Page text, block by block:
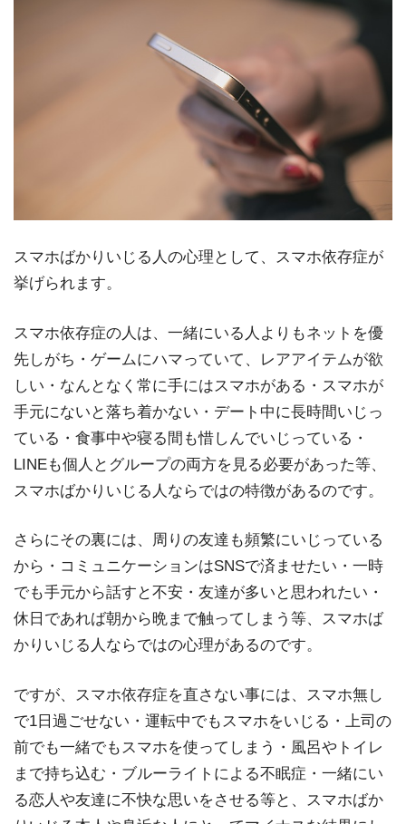
スマホばかりいじる人の心理として、スマホ依存症が
挙げられます。
スマホ依存症の人は、一緒にいる人よりもネットを優
先しがち・ゲームにハマっていて、レアアイテムが欲
しい・なんとなく常に手にはスマホがある・スマホが
手元にないと落ち着かない・デート中に長時間いじっ
ている・食事中や寝る間も惜しんでいじっている・
LINEも個人とグループの両方を見る必要があった等、
スマホばかりいじる人ならではの特徴があるのです。
さらにその裏には、周りの友達も頻繁にいじっている
から・コミュニケーションはSNSで済ませたい・一時
でも手元から話すと不安・友達が多いと思われたい・
休日であれば朝から晩まで触ってしまう等、スマホば
かりいじる人ならではの心理があるのです。
ですが、スマホ依存症を直さない事には、スマホ無し
で1日過ごせない・運転中でもスマホをいじる・上司の
前でも一緒でもスマホを使ってしまう・風呂やトイレ
まで持ち込む・ブルーライトによる不眠症・一緒にい
る恋人や友達に不快な思いをさせる等と、スマホばか